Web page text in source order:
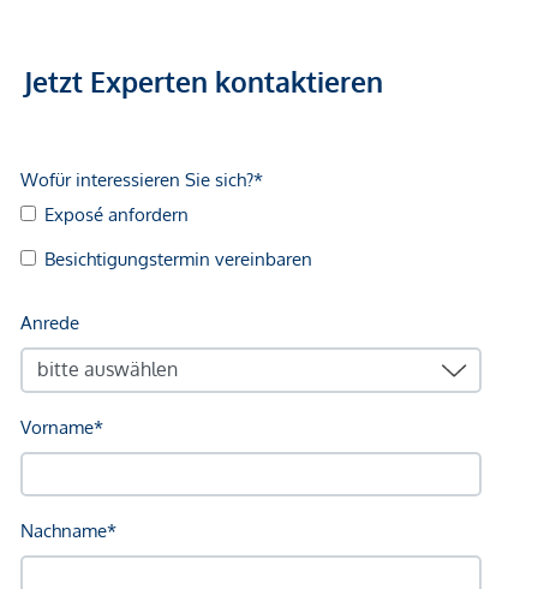
Jetzt Experten kontaktieren